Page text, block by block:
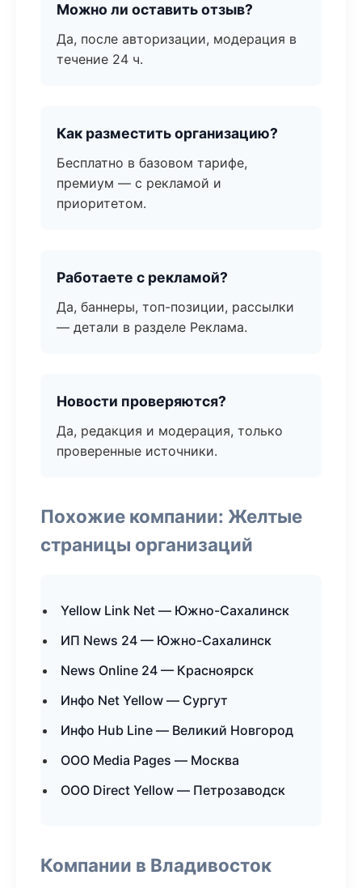
Можно ли оставить отзыв?
Да, после авторизации, модерация в
течение 24 ч.
Как разместить организацию?
Бесплатно в базовом тарифе,
премиум — с рекламой и
приоритетом.
Работаете с рекламой?
Да, баннеры, топ-позиции, рассылки
— детали в разделе Реклама.
Новости проверяются?
Да, редакция и модерация, только
проверенные источники.
Похожие компании: Желтые
страницы организаций
Yellow Link Net — Южно-Сахалинск
ИП News 24 — Южно-Сахалинск
News Online 24 — Красноярск
Инфо Net Yellow — Сургут
Инфо Hub Line — Великий Новгород
ООО Media Pages — Москва
ООО Direct Yellow — Петрозаводск
Компании в Владивосток